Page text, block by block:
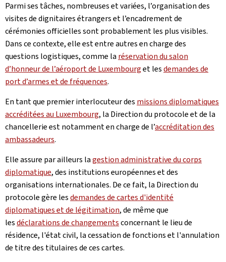
Parmi ses tâches, nombreuses et variées, l’organisation des
visites de dignitaires étrangers et l’encadrement de
cérémonies officielles sont probablement les plus visibles.
Dans ce contexte, elle est entre autres en charge des
questions logistiques, comme la réservation du salon
d’honneur de l’aéroport de Luxembourget lesdemandes de
port d’armes et de fréquences.
En tant que premier interlocuteur des missions diplomatiques
accréditées au Luxembourg, la Direction du protocole et de la
chancellerie est notamment en charge de l’accréditation des
ambassadeurs.
Elle assure par ailleurs lagestion administrative du corps
diplomatique, des institutions européennes et des
organisations internationales. De ce fait, la Direction du
protocole gère lesdemandes de cartes d'identité
diplomatiques et de légitimation, de même que
lesdéclarations de changementsconcernant le lieu de
résidence, l'état civil, la cessation de fonctions et l'annulation
de titre des titulaires de ces cartes.